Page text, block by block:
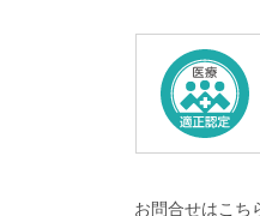
お問合せはこち